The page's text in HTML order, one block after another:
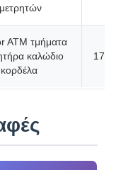
μετρητών
ATM τμήματα
καλώδιο
κορδέλα